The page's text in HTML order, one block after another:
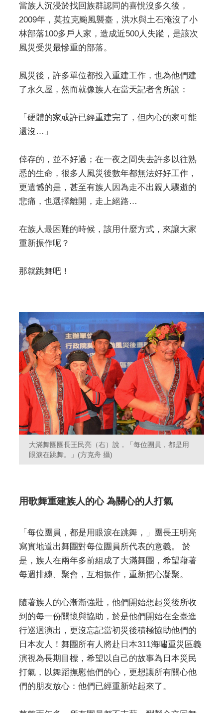
當族人沉浸於找回族群認同的喜悅沒多久後，
2009年，莫拉克颱風襲臺，洪水與土石淹沒了小
林部落100多戶人家，造成近500人失蹤，是該次
風災受災最慘重的部落。
風災後，許多單位都投入重建工作，也為他們建
了永久屋，然而就像族人在當天記者會所說：
「硬體的家或許已經重建完了，但內心的家可能
還沒…」
倖存的，並不好過；在一夜之間失去許多以往熟
悉的生命，很多人風災後數年都無法好好工作，
更遺憾的是，甚至有族人因為走不出親人驟逝的
悲痛，也選擇離開，走上絕路…
在族人最困難的時候，該用什麼方式，來讓大家
重新振作呢？
那就跳舞吧！
大滿舞團團長王民亮（右）說，「每位團員，都是用
眼淚在跳舞。」(方克舟 攝)
用歌舞重建族人的心 為關心的人打氣
「每位團員，都是用眼淚在跳舞，」團長王明亮
寫實地道出舞團對每位團員所代表的意義。 於
是，族人在兩年多前組成了大滿舞團，希望藉著
每週排練、聚會，互相振作，重新把心凝聚。
隨著族人的心漸漸強壯，他們開始想起災後所收
到的每一份關懷與協助，於是他們開始在全臺進
行巡迴演出，更沒忘記當初災後積極協助他們的
日本友人！舞團所有人將赴日本311海嘯重災區義
演視為長期目標，希望以自己的故事為日本災民
打氣，以舞蹈撫慰他們的心，更想讓所有關心他
們的朋友放心：他們已經重新站起來了。